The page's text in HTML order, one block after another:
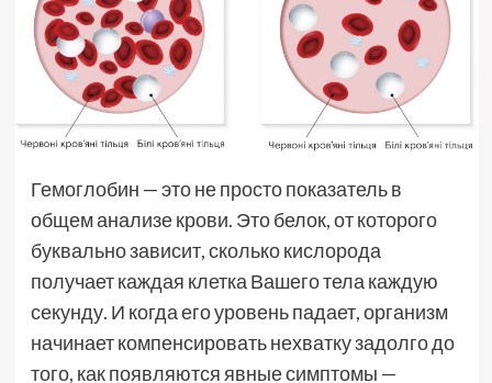
Гемоглобин — это не просто показатель в
общем анализе крови. Это белок, от которого
буквально зависит, сколько кислорода
получает каждая клетка Вашего тела каждую
секунду. И когда его уровень падает, организм
начинает компенсировать нехватку задолго до
того, как появляются явные симптомы —